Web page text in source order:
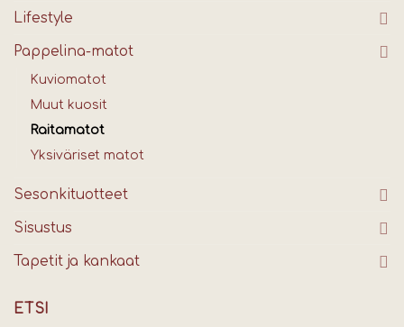
Lifestyle
Pappelina-matot
Kuviomatot
Muut kuosit
Raitamatot
Yksiväriset matot
Sesonkituotteet
Sisustus
Tapetit ja kankaat
ETSI